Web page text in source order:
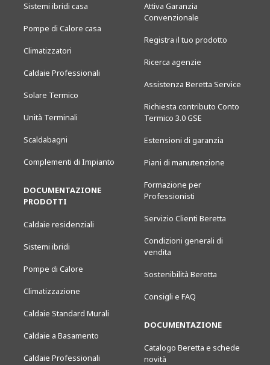
Sistemi ibridi casa
Pompe di Calore casa
Climatizzatori
Caldaie Professionali
Solare Termico
Unità Terminali
Scaldabagni
Complementi di Impianto
DOCUMENTAZIONE
PRODOTTI
Caldaie residenziali
Sistemi ibridi
Pompe di Calore
Climatizzazione
Caldaie Standard Murali
Caldaie a Basamento
Caldaie Professionali
Attiva Garanzia
Convenzionale
Registra il tuo prodotto
Ricerca agenzie
Assistenza Beretta Service
Richiesta contributo Conto
Termico 3.0 GSE
Estensioni di garanzia
Piani di manutenzione
Formazione per
Professionisti
Servizio Clienti Beretta
Condizioni generali di
vendita
Sostenibilità Beretta
Consigli e FAQ
DOCUMENTAZIONE
Catalogo Beretta e schede
novità